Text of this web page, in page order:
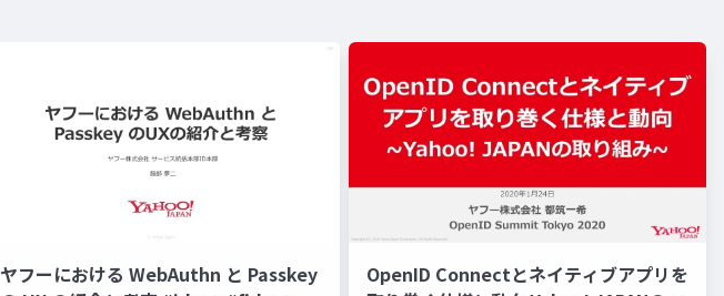
ヤフーにおける WebAuthn と Passkey
OpenID Connectとネイティブアプリを